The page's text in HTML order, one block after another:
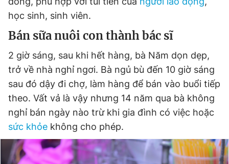
học sinh, sinh viên.
Bán sữa nuôi con thành bác sĩ
2 giờ sáng, sau khi hết hàng, bà Năm dọn dẹp,
trở về nhà nghỉ ngơi. Bà ngủ bù đến 10 giờ sáng
sau đó dậy đi chợ, làm hàng để bán vào buổi tiếp
theo. Vất vả là vậy nhưng 14 năm qua bà không
nghỉ bán ngày nào trừ khi gia đình có việc hoặc
sức khỏe không cho phép.